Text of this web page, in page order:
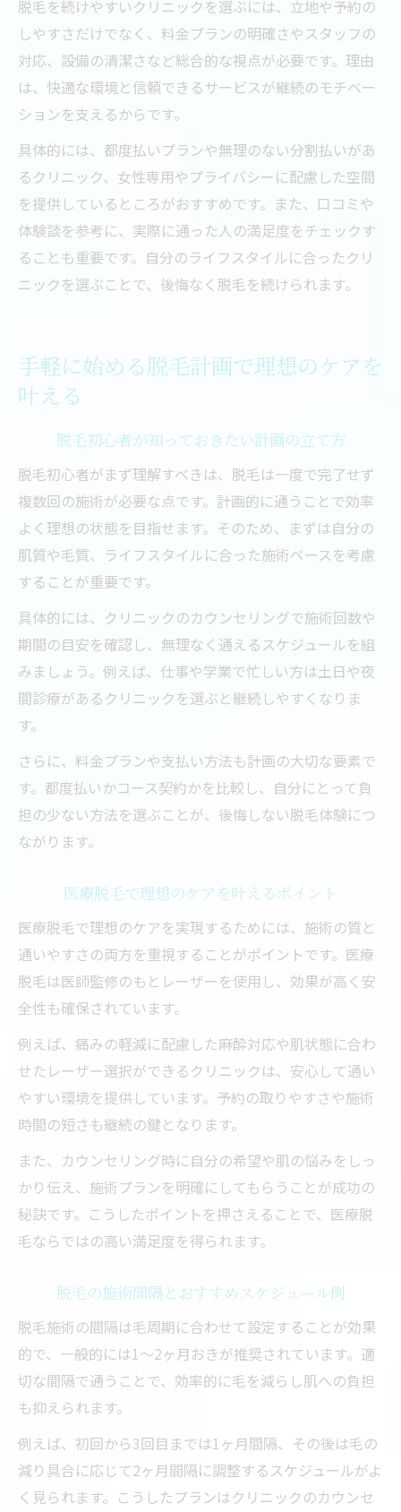
脱毛を続けやすいクリニックを選ぶには、立地や予約の
しやすさだけでなく、料金プランの明確さやスタッフの
対応、設備の清潔さなど総合的な視点が必要です。理由
は、快適な環境と信頼できるサービスが継続のモチベー
ションを支えるからです。
具体的には、都度払いプランや無理のない分割払いがあ
るクリニック、女性専用やプライバシーに配慮した空間
を提供しているところがおすすめです。また、口コミや
体験談を参考に、実際に通った人の満足度をチェックす
ることも重要です。自分のライフスタイルに合ったクリ
ニックを選ぶことで、後悔なく脱毛を続けられます。
手軽に始める脱毛計画で理想のケアを
叶える
脱毛初心者が知っておきたい計画の立て方
脱毛初心者がまず理解すべきは、脱毛は一度で完了せず
複数回の施術が必要な点です。計画的に通うことで効率
よく理想の状態を目指せます。そのため、まずは自分の
肌質や毛質、ライフスタイルに合った施術ペースを考慮
することが重要です。
具体的には、クリニックのカウンセリングで施術回数や
期間の目安を確認し、無理なく通えるスケジュールを組
みましょう。例えば、仕事や学業で忙しい方は土日や夜
間診療があるクリニックを選ぶと継続しやすくなりま
す。
さらに、料金プランや支払い方法も計画の大切な要素で
す。都度払いかコース契約かを比較し、自分にとって負
担の少ない方法を選ぶことが、後悔しない脱毛体験につ
ながります。
医療脱毛で理想のケアを叶えるポイント
医療脱毛で理想のケアを実現するためには、施術の質と
通いやすさの両方を重視することがポイントです。医療
脱毛は医師監修のもとレーザーを使用し、効果が高く安
全性も確保されています。
例えば、痛みの軽減に配慮した麻酔対応や肌状態に合わ
せたレーザー選択ができるクリニックは、安心して通い
やすい環境を提供しています。予約の取りやすさや施術
時間の短さも継続の鍵となります。
また、カウンセリング時に自分の希望や肌の悩みをしっ
かり伝え、施術プランを明確にしてもらうことが成功の
秘訣です。こうしたポイントを押さえることで、医療脱
毛ならではの高い満足度を得られます。
脱毛の施術間隔とおすすめスケジュール例
脱毛施術の間隔は毛周期に合わせて設定することが効果
的で、一般的には1～2ヶ月おきが推奨されています。適
切な間隔で通うことで、効率的に毛を減らし肌への負担
も抑えられます。
例えば、初回から3回目までは1ヶ月間隔、その後は毛の
減り具合に応じて2ヶ月間隔に調整するスケジュールがよ
く見られます。こうしたプランはクリニックのカウンセ